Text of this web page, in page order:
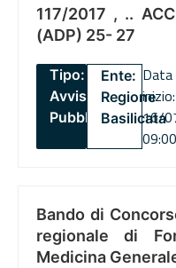
117/2017 , ..
(ADP) 25- 27
Tipo:
Avviso
Pubblico
Ente:
Regione
Basilicata
Data
inizio:
16/
09:00
Bando di
regionale di
Medicina